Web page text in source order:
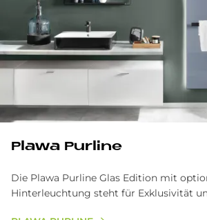
Pla­wa Pur­line
Die Plawa Purline Glas Edition mit
Hinterleuchtung steht für Exklusivität